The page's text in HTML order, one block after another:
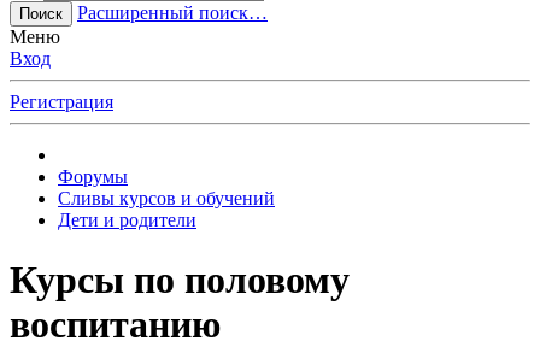
Поиск
Расширенный поиск…
Меню
Вход
Регистрация
Форумы
Сливы курсов и обучений
Дети и родители
Курсы по половому
воспитанию